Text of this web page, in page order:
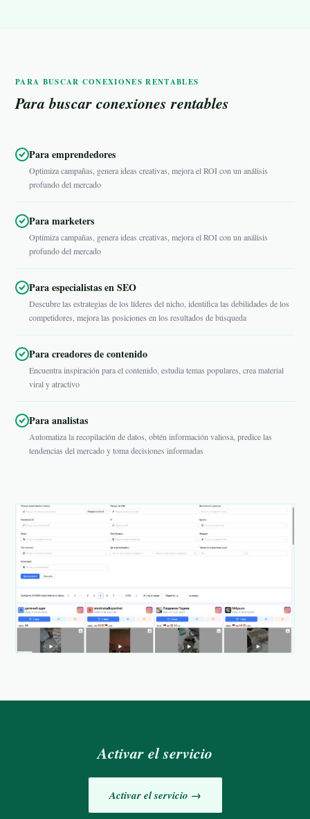
PARA BUSCAR CONEXIONES RENTABLES
Para buscar conexiones rentables
Para emprendedores
Optimiza campañas, genera ideas creativas, mejora el ROI con un análisis
profundo del mercado
Para marketers
Optimiza campañas, genera ideas creativas, mejora el ROI con un análisis
profundo del mercado
Para especialistas en SEO
Descubre las estrategias de los líderes del nicho, identifica las debilidades de los
competidores, mejora las posiciones en los resultados de búsqueda
Para creadores de contenido
Encuentra inspiración para el contenido, estudia temas populares, crea material
viral y atractivo
Para analistas
Automatiza la recopilación de datos, obtén información valiosa, predice las
tendencias del mercado y toma decisiones informadas
Activar el servicio
Activar el servicio →